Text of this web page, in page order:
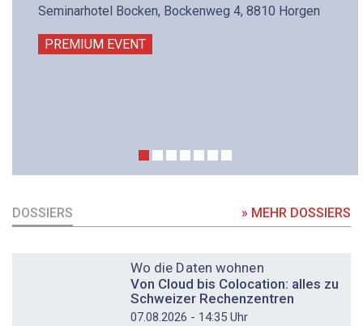
Seminarhotel Bocken, Bockenweg 4, 8810 Horgen
PREMIUM EVENT
DOSSIERS » MEHR DOSSIERS
Wo die Daten wohnen
Von Cloud bis Colocation: alles zu
Schweizer Rechenzentren
07.08.2026 - 14:35 Uhr